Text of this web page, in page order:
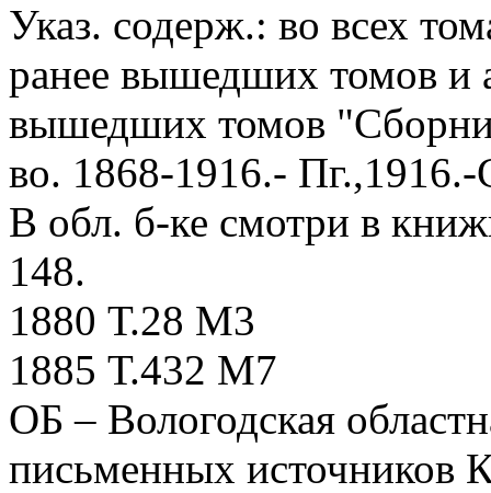
Указ. содерж.: во всех
ранее вышедших томов и
вышедших томов
во. 1868-1916.-
В обл. б-ке смотри в
148.
1880 Т.28 М3
1885 Т.432 М7
ОБ – Вологодская
письменных источников